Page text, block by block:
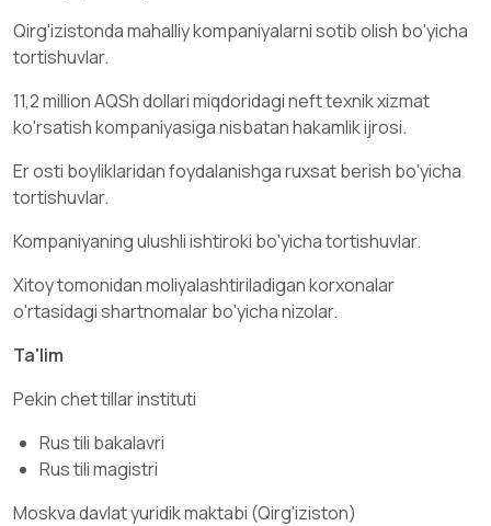
Qirg'izistonda mahalliy kompaniyalarni sotib olish bo'yicha
tortishuvlar.
11,2 million AQSh dollari miqdoridagi neft texnik xizmat
ko'rsatish kompaniyasiga nisbatan hakamlik ijrosi.
Er osti boyliklaridan foydalanishga ruxsat berish bo'yicha
tortishuvlar.
Kompaniyaning ulushli ishtiroki bo'yicha tortishuvlar.
Xitoy tomonidan moliyalashtiriladigan korxonalar
o'rtasidagi shartnomalar bo'yicha nizolar.
Ta'lim
Pekin chet tillar instituti
Rus tili bakalavri
Rus tili magistri
Moskva davlat yuridik maktabi (Qirg'iziston)